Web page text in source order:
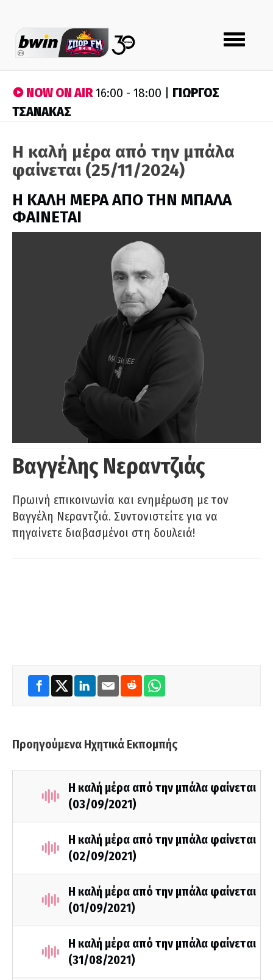
Toggle
navigation
NOW ON AIR16:00 - 18:00 | ΓΙΩΡΓΟΣ
ΤΣΑΝΑΚΑΣ
Η καλή μέρα από την μπάλα
φαίνεται (25/11/2024)
H ΚΑΛΗ ΜΕΡΑ ΑΠΟ ΤΗΝ ΜΠΑΛΑ
ΦΑΙΝΕΤΑΙ
Βαγγέλης Νεραντζιάς
Πρωινή επικοινωνία και ενημέρωση με τον
Βαγγέλη Νεραντζιά. Συντονιστείτε για να
πηγαίνετε διαβασμένοι στη δουλειά!
Προηγούμενα Ηχητικά Εκπομπής
Η καλή μέρα από την μπάλα φαίνεται
(03/09/2021)
Η καλή μέρα από την μπάλα φαίνεται
(02/09/2021)
Η καλή μέρα από την μπάλα φαίνεται
(01/09/2021)
Η καλή μέρα από την μπάλα φαίνεται
(31/08/2021)